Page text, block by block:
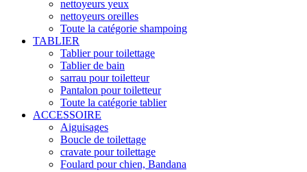
nettoyeurs yeux
nettoyeurs oreilles
Toute la catégorie shampoing
TABLIER
Tablier pour toilettage
Tablier de bain
sarrau pour toiletteur
Pantalon pour toiletteur
Toute la catégorie tablier
ACCESSOIRE
Aiguisages
Boucle de toilettage
cravate pour toilettage
Foulard pour chien, Bandana